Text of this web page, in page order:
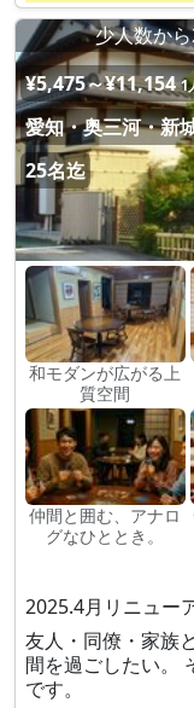
少人数か
¥5,475～¥11,154 1
愛知・奥三河・新
25名迄
和モダンが広がる上
質空間
仲間と囲む、アナロ
グなひととき。
2025.4月リニュー
友人・同僚・家族
間を過ごしたい。
です。